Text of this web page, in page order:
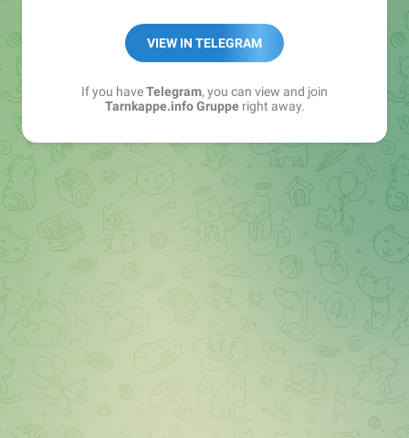
Best of:@bestoftarnkappe
Kochen: https://t.me/+WSW5F1VcmhliMjk6
VIEW IN TELEGRAM
If you haveTelegram, you can view and join
Tarnkappe.info Grupperight away.